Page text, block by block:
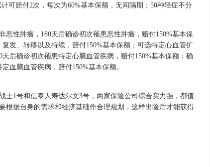
可赔付2次，每次为60%基本保额，无间隔期；50种轻症不分
肿瘤，180天后确诊初次罹患恶性肿瘤，赔付150%基本保
发、转移以及持续，赔付150%基本保额；可选特定心血管扩
后确诊初次罹患特定心脑血管疾病，赔付150%基本保额；确
血脑血管疾病，赔付150%基本保额。
号和信泰人寿达尔文3号，两家保险公司综合实力强，都值
根据自身的需求和经济基础作合理规划，这样出险后才能获得